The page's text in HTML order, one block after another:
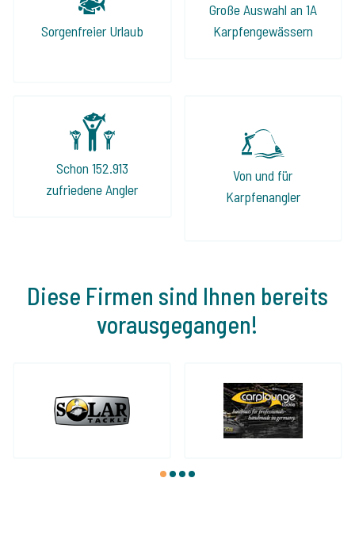
Sorgenfreier Urlaub
Große Auswahl an 1A
Karpfengewässern
Schon 152.913
zufriedene Angler
Von und für
Karpfenangler
Diese Firmen sind Ihnen bereits
vorausgegangen!
1 2 3 4